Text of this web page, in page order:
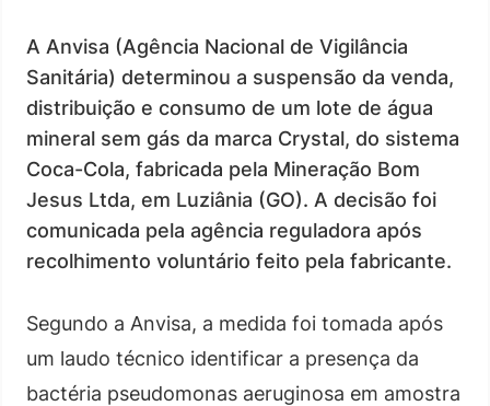
A Anvisa (Agência Nacional de Vigilância
Sanitária) determinou a suspensão da venda,
distribuição e consumo de um lote de água
mineral sem gás da marca Crystal, do sistema
Coca-Cola, fabricada pela Mineração Bom
Jesus Ltda, em Luziânia (GO). A decisão foi
comunicada pela agência reguladora após
recolhimento voluntário feito pela fabricante.
Segundo a Anvisa, a medida foi tomada após
um laudo técnico identificar a presença da
bactéria pseudomonas aeruginosa em amostra